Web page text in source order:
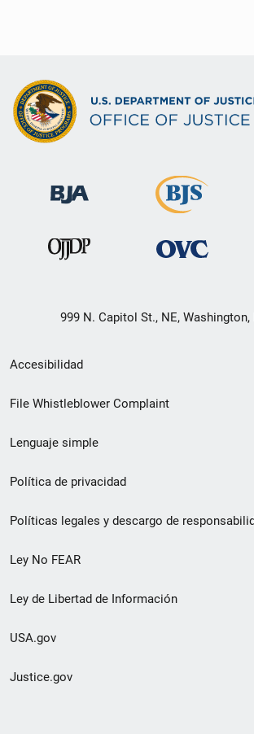
999 N. Capitol St., NE, Washington,
Menú
de
de
pie
de
página
Accesibilidad
File Whistleblower Complaint
Lenguaje simple
Política de privacidad
Políticas legales y descargo de
Ley No FEAR
Ley de Libertad de Información
USA.gov
Justice.gov